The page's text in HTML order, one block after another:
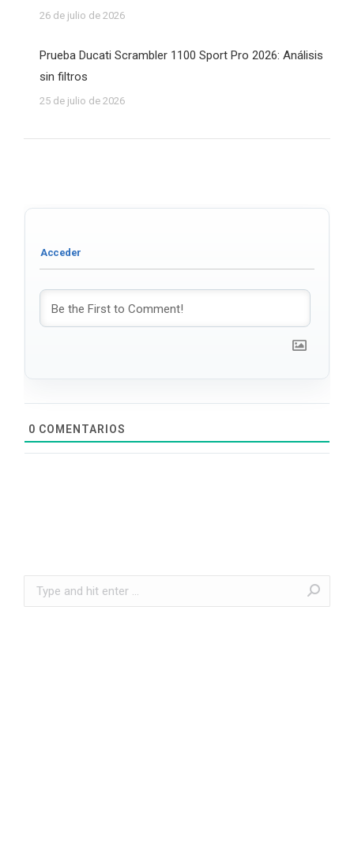
26 de julio de 2026
Prueba Ducati Scrambler 1100 Sport Pro 2026: Análisis
sin filtros
25 de julio de 2026
0 COMENTARIOS
Search: